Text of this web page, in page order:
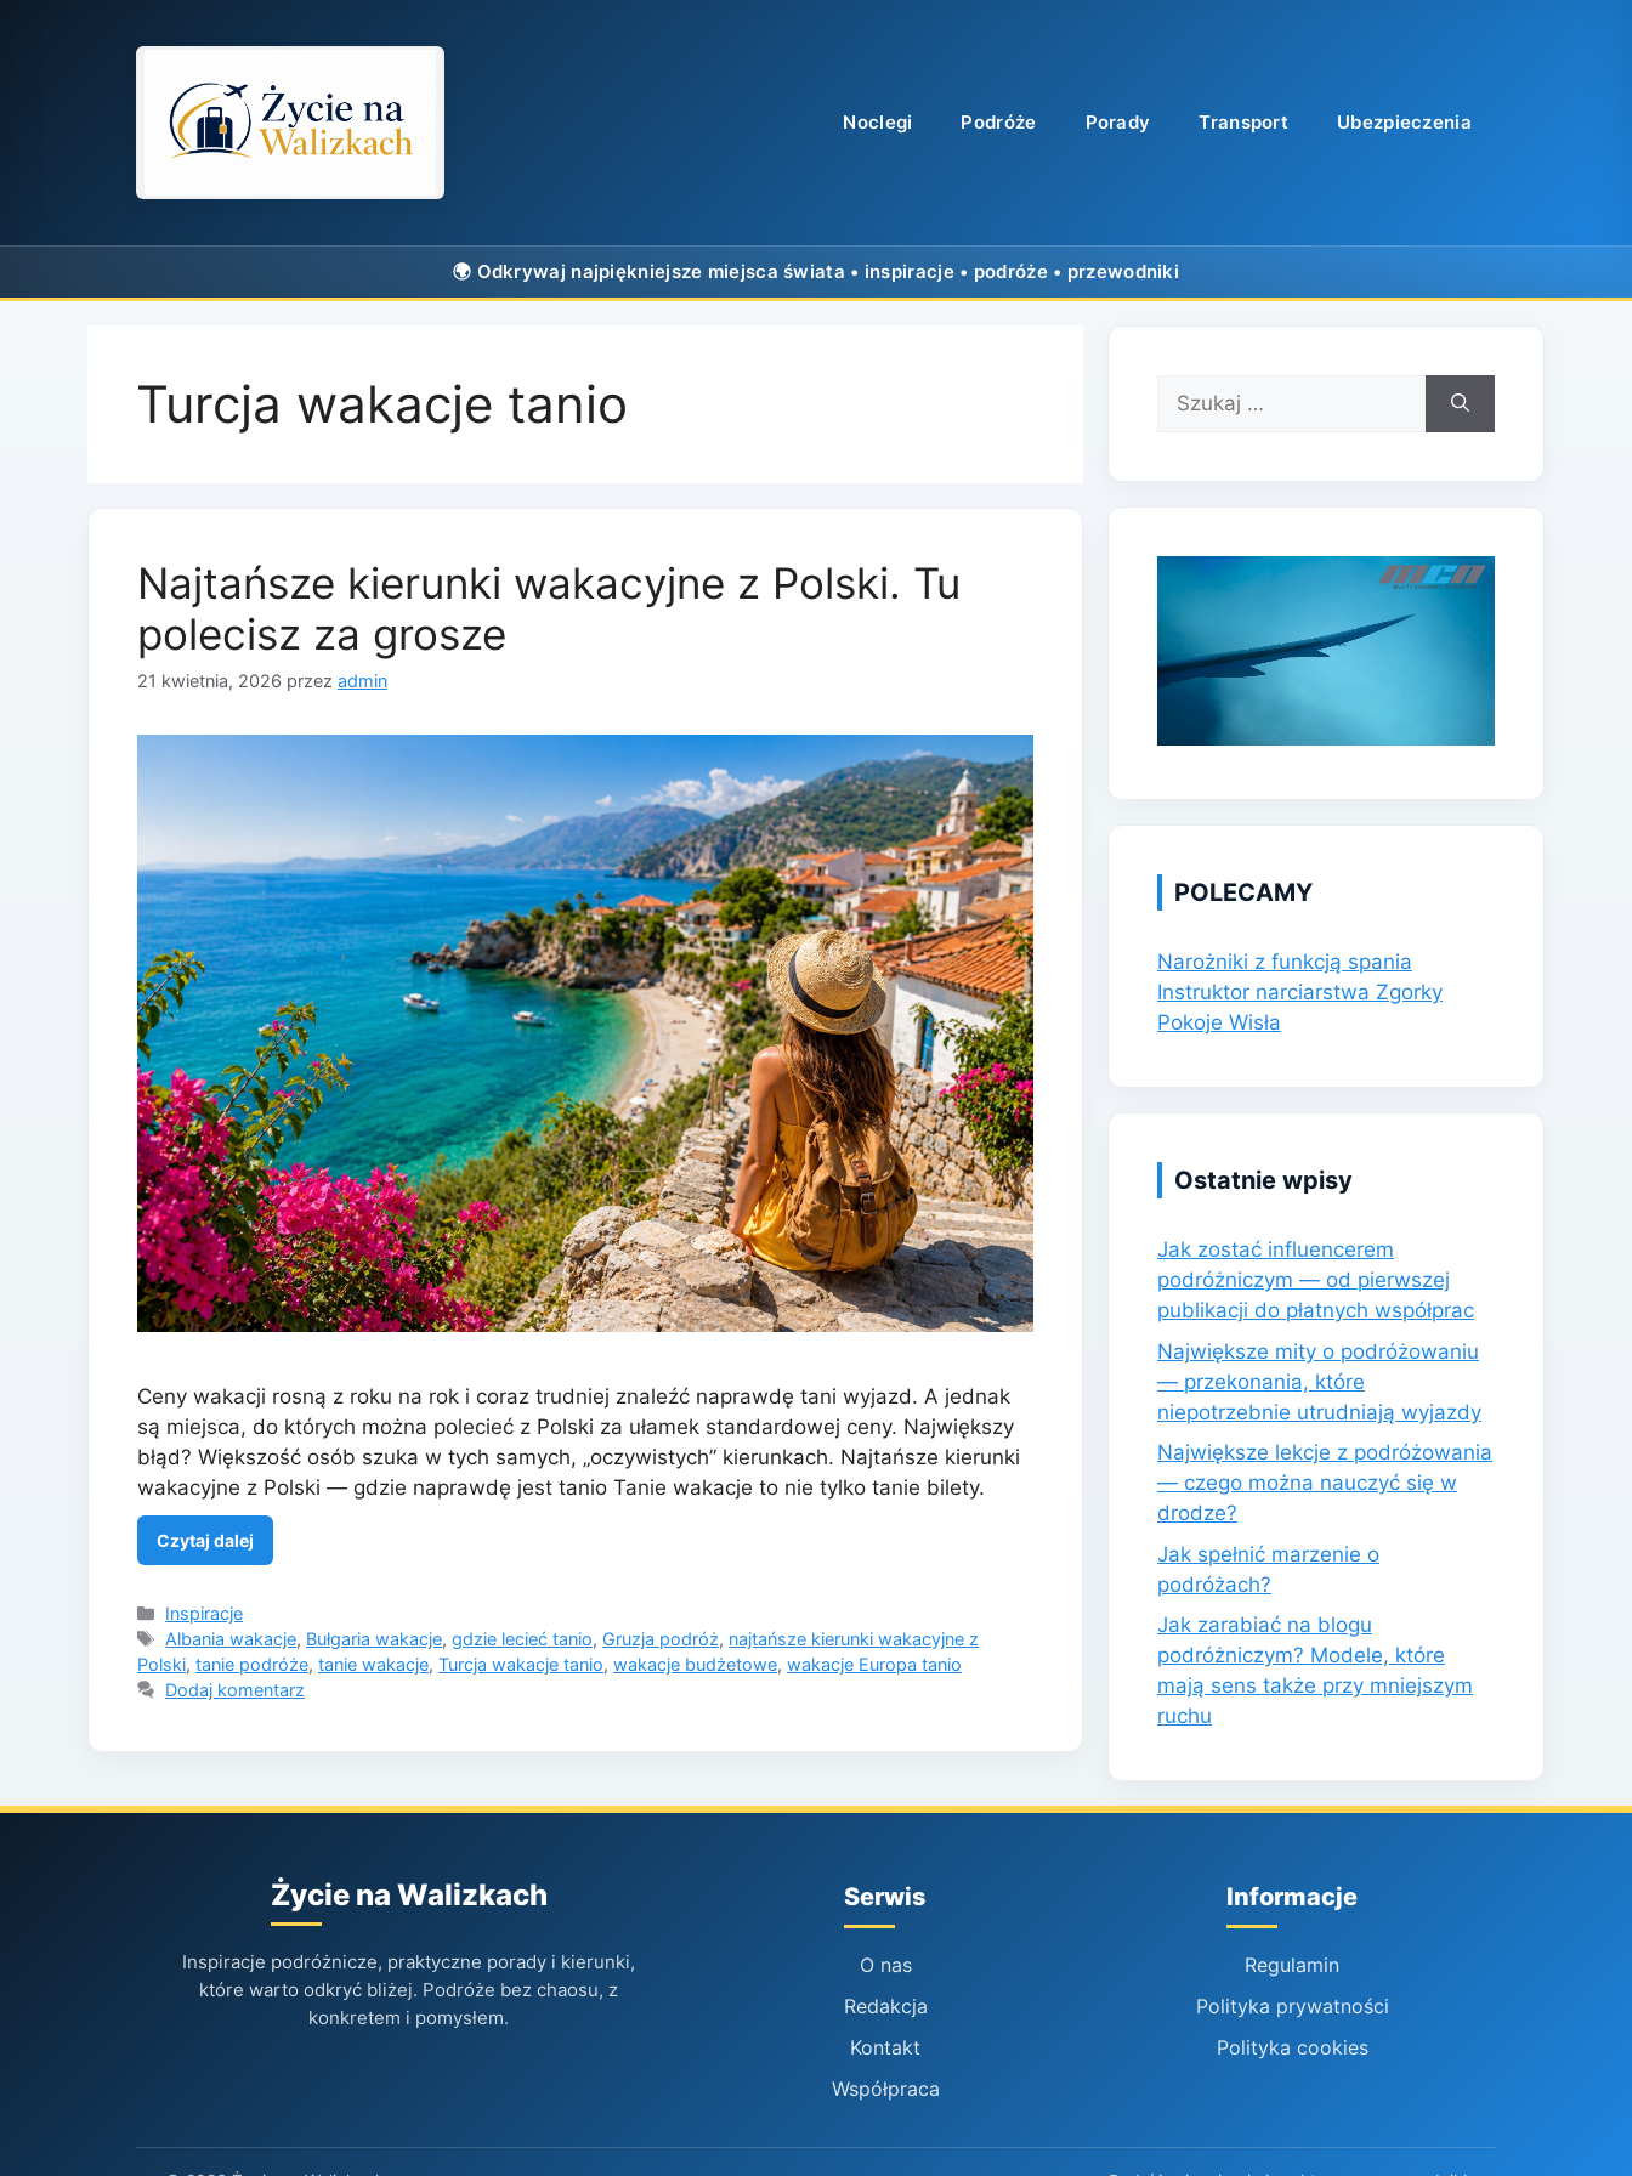
Noclegi Podróże Porady Transport Ubezpieczenia
Turcja wakacje tanio
Najtańsze kierunki wakacyjne z Polski. Tu
polecisz za grosze
21 kwietnia, 2026 przez admin
Ceny wakacji rosną z roku na rok i coraz trudniej znaleźć naprawdę tani wyjazd. A jednak
są miejsca, do których można polecieć z Polski za ułamek standardowej ceny. Największy
błąd? Większość osób szuka w tych samych, „oczywistych” kierunkach. Najtańsze kierunki
wakacyjne z Polski — gdzie naprawdę jest tanio Tanie wakacje to nie tylko tanie bilety.
Czytaj dalej
Kategorie
Inspiracje
Tagi
Albania wakacje, Bułgaria wakacje,gdzie lecieć tanio, Gruzja podróż, najtańsze kierunki wakacyjne z
Polski, tanie podróże, tanie wakacje, Turcja wakacje tanio, wakacje budżetowe, wakacje Europa tanio
Dodaj komentarz
Szukaj:
POLECAMY
Narożniki z funkcją spania
Instruktor narciarstwa Zgorky
Pokoje Wisła
Ostatnie wpisy
Jak zostać influencerem
podróżniczym — od pierwszej
publikacji do płatnych współprac
Największe mity o podróżowaniu
— przekonania, które
niepotrzebnie utrudniają wyjazdy
Największe lekcje z podróżowania
— czego można nauczyć się w
drodze?
Jak spełnić marzenie o
podróżach?
Jak zarabiać na blogu
podróżniczym? Modele, które
mają sens także przy mniejszym
ruchu
Życie na Walizkach
Inspiracje podróżnicze, praktyczne porady i kierunki,
które warto odkryć bliżej. Podróże bez chaosu, z
konkretem i pomysłem.
Serwis
O nas
Redakcja
Kontakt
Współpraca
Informacje
Regulamin
Polityka prywatności
Polityka cookies